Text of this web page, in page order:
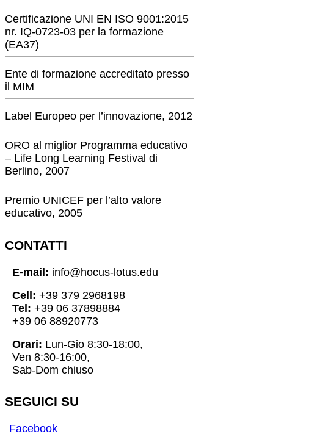
Certificazione UNI EN ISO 9001:2015
nr. IQ-0723-03 per la formazione
(EA37)
Ente di formazione accreditato presso
il MIM
Label Europeo per l’innovazione, 2012
ORO al miglior Programma educativo
– Life Long Learning Festival di
Berlino, 2007
Premio UNICEF per l’alto valore
educativo, 2005
CONTATTI
E-mail: info@hocus-lotus.edu
Cell: +39 379 2968198
Tel: +39 06 37898884
+39 06 88920773
Orari: Lun-Gio 8:30-18:00,
Ven 8:30-16:00,
Sab-Dom chiuso
SEGUICI SU
Facebook